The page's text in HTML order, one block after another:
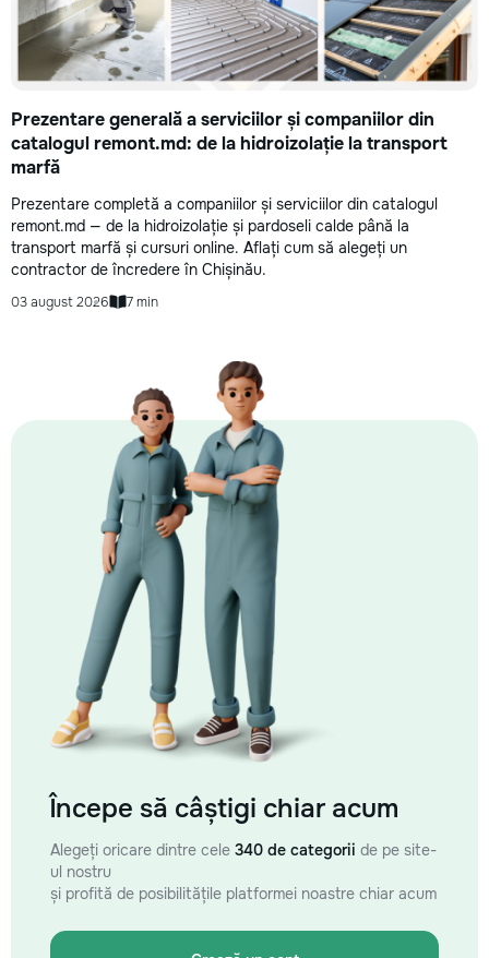
Prezentare generală a serviciilor și companiilor din
catalogul remont.md: de la hidroizolație la transport
marfă
Prezentare completă a companiilor și serviciilor din catalogul
remont.md — de la hidroizolație și pardoseli calde până la
transport marfă și cursuri online. Aflați cum să alegeți un
contractor de încredere în Chișinău.
03 august 2026 7 min
Începe să câștigi chiar acum
Alegeți oricare dintre cele 340 de categorii de pe site-
ul nostru
și profită de posibilitățile platformei noastre chiar acum